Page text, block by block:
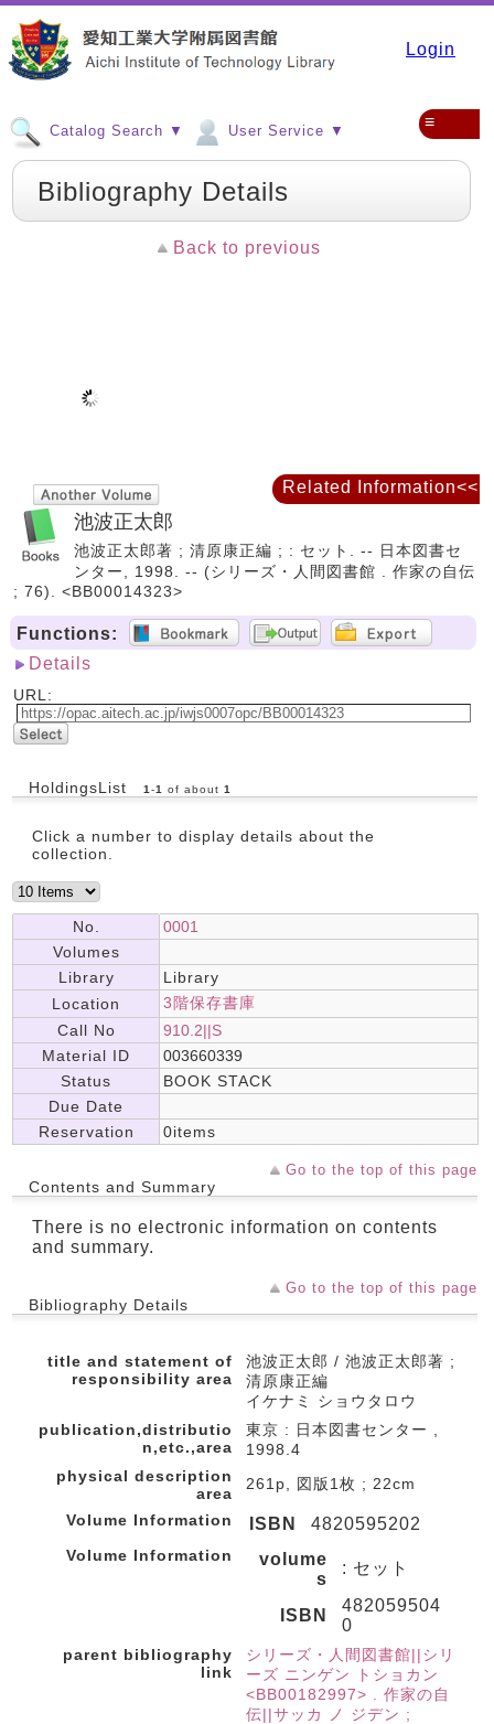
Login
Catalog Search ▼ User Service ▼ ≡
Bibliography Details
Back to previous
池波正太郎
池波正太郎著 ; 清原康正編 ; : セット. -- 日本図書セ
ンター, 1998. -- (シリーズ・人間図書館 . 作家の自伝
; 76). <BB00014323>
Functions:
Details
URL:
HoldingsList 1 -1 of about 1
Click a number to display details about the
collection.
No.
0001
Volumes
Library
Library
Location
3階保存書庫
Call No
910.2||S
Material ID
003660339
Status
BOOK STACK
Due Date
Reservation
0items
Go to the top of this page
Contents and Summary
There is no electronic information on contents
and summary.
Go to the top of this page
Bibliography Details
title and statement of
responsibility area
池波正太郎 / 池波正太郎著 ;
清原康正編
イケナミ ショウタロウ
publication,distributio
n,etc.,area
東京 : 日本図書センター ,
1998.4
physical description
area
261p, 図版1枚 ; 22cm
Volume Information ISBN 4820595202
Volume Information
volume
s
: セット
ISBN
482059504
0
parent bibliography
link
シリーズ・人間図書館||シリ
ーズ ニンゲン トショカン
<BB00182997> . 作家の自
伝||サッカ ノ ジデン ;
Related Information<<